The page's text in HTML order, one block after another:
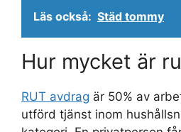
Läs också: Städ tommy
Hur mycket är
RUT avdrag är 50% av
utförd tjänst inom